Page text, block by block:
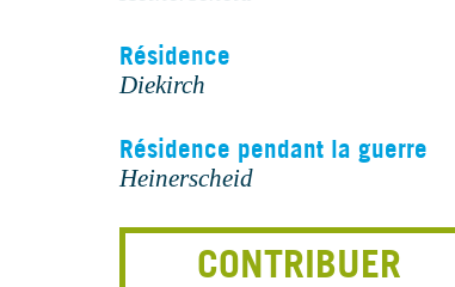
Résidence
Diekirch
Résidence pendant la guerre
Heinerscheid
CONTRIBUER